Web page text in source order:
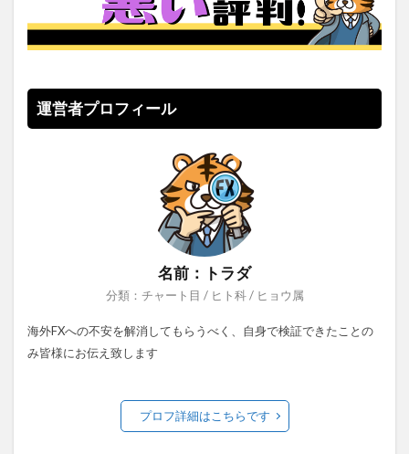
運営者プロフィール
名前：トラダ
分類：チャート目 / ヒト科 / ヒョウ属
海外FXへの不安を解消してもらうべく、自身で検証できたことの
み皆様にお伝え致します
プロフ詳細はこちらです